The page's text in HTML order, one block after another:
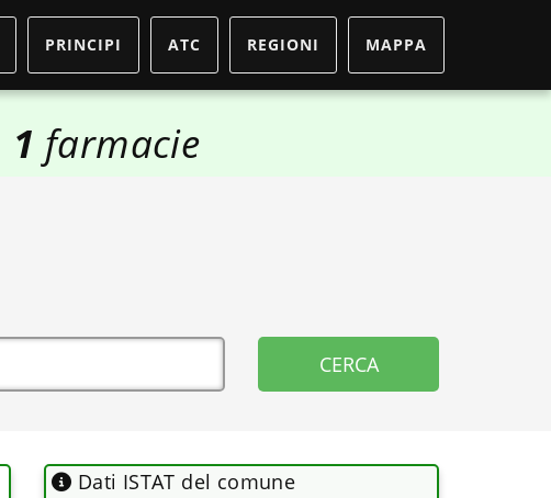
PRINCIPI ATC REGIONI MAPPA
1 farmacie
Dati ISTAT del comune